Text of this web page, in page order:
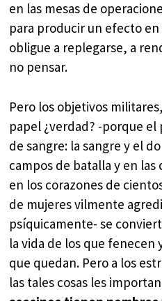
en las mesas de
para producir un efecto
obligue a replegarse, a
no pensar.
Pero los objetivos
papel ¿verdad? -porque
de sangre: la sangre y el
campos de batalla y en las
en los corazones de
de mujeres vilmente
psíquicamente- se
la vida de los que fenecen
que quedan. Pero a los
las tales cosas les